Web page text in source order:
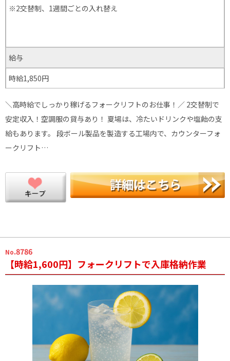
※2交替制、1週間ごとの入れ替え
給与
時給1,850円
＼高時給でしっかり稼げるフォークリフトのお仕事！／ 2交替制で
安定収入！空調服の貸与あり！ 夏場は、冷たいドリンクや塩飴の支
給もあります。 段ボール製品を製造する工場内で、カウンターフォ
ークリフト…
No.8786
【時給1,600円】フォークリフトで入庫格納作業